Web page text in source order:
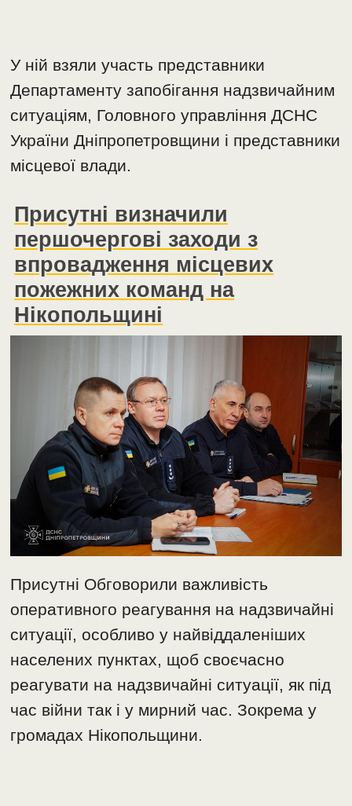
У ній взяли участь представники
Департаменту запобігання надзвичайним
ситуаціям, Головного управління ДСНС
України Дніпропетровщини і представники
місцевої влади.
Присутні визначили
першочергові заходи з
впровадження місцевих
пожежних команд на
Нікопольщині
Присутні Обговорили важливість
оперативного реагування на надзвичайні
ситуації, особливо у найвіддаленіших
населених пунктах, щоб своєчасно
реагувати на надзвичайні ситуації, як під
час війни так і у мирний час. Зокрема у
громадах Нікопольщини.